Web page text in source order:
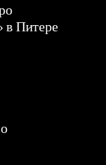
в Питере